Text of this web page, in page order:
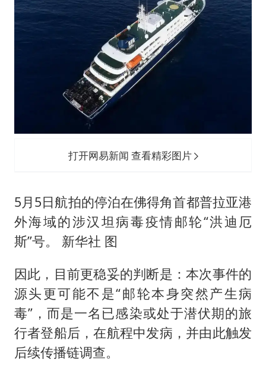
打开网易新闻 查看精彩图片
5月5日航拍的停泊在佛得角首都普拉亚港
外海域的涉汉坦病毒疫情邮轮“洪迪厄
斯”号。 新华社 图
因此，目前更稳妥的判断是：本次事件的
源头更可能不是“邮轮本身突然产生病
毒”，而是一名已感染或处于潜伏期的旅
行者登船后，在航程中发病，并由此触发
后续传播链调查。